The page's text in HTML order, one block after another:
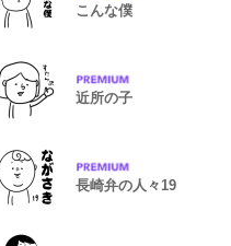
こんな僕
近所の子
長崎弁の人々19